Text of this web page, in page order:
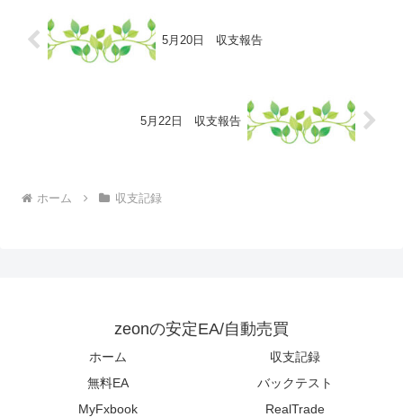
5月20日 収支報告
5月22日 収支報告
ホーム 収支記録
zeonの安定EA/自動売買
ホーム
収支記録
無料EA
バックテスト
MyFxbook
RealTrade